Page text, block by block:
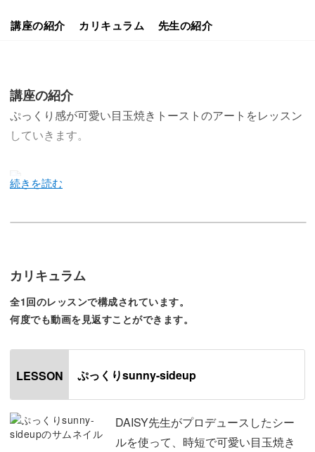
講座の紹介 カリキュラム 先生の紹介
講座の紹介
ぷっくり感が可愛い目玉焼きトーストのアートをレッスン
していきます。
今回のフリーレッスンでは、DAISY先生がプロデュースし
作る方法をレクチャーしていきます♪
遊び心のあるプレイフルなデザインを発信して、日本だけ
でなく世界からも注目を集めているDAISY先生。
そんな先生が今回レクチャーしてくれるのは、ぷっくり立
体的に仕上げる目玉焼きトーストのアートです。
カリキュラム
全1回のレッスンで構成されています。
何度でも動画を見返すことができます。
LESSON ぷっくりsunny-sideup
DAISY先生がプロデュースしたシー
ルを使って、時短で可愛い目玉焼き